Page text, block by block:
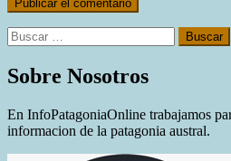
Buscar:
Sobre Nosotros
En InfoPatagoniaOnline trabajamos
informacion de la patagonia austral.